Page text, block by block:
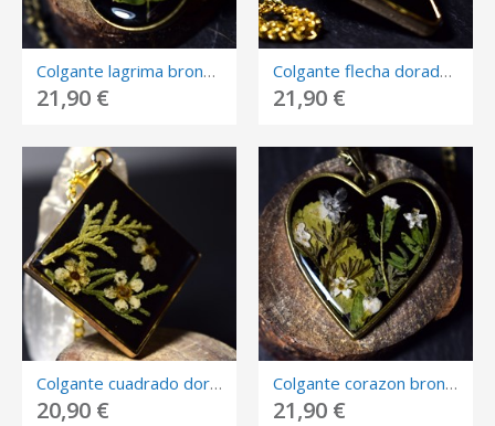
Colgante lagrima bronce con flores encapsuladas.
21,90 €
Colgante flecha dorado con flores encapsuladas.
21,90 €
Colgante cuadrado dorado con flores encapsuladas.
20,90 €
Colgante corazon bronce con flores encapsuladas.
21,90 €